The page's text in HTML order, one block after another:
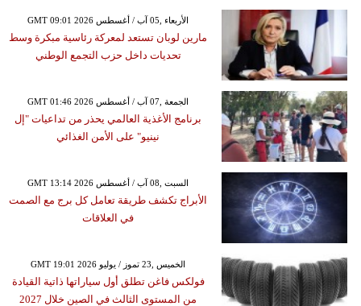
GMT 09:01 2026 الأربعاء ,05 آب / أغسطس
مارين لوبان تستعد لمعركة رئاسية مبكرة وسط
تحديات داخل حزب التجمع الوطني
GMT 01:46 2026 الجمعة ,07 آب / أغسطس
برنامج الأغذية العالمي يحذر من تداعيات "إل
نينيو" على الأمن الغذائي
GMT 13:14 2026 السبت ,08 آب / أغسطس
الأبراج تكشف طريقة تعامل كل برج مع الصمت
في العلاقات
GMT 19:01 2026 الخميس ,23 تموز / يوليو
فولكس فاغن تطلق أول سياراتها ذاتية القيادة
من المستوى الثالث في الصين خلال 2027